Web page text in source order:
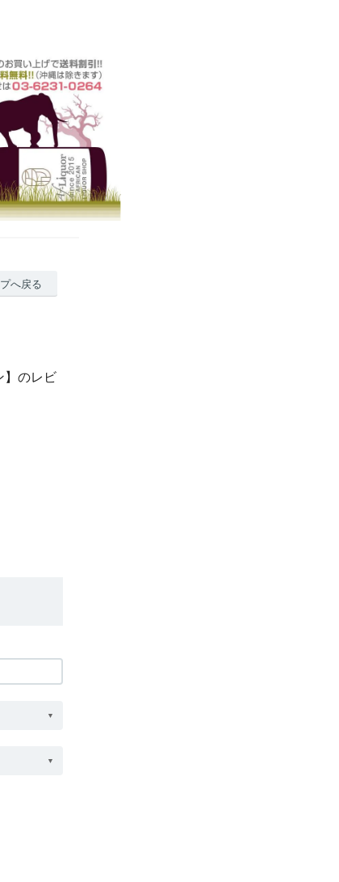
へ戻る
】のレビ